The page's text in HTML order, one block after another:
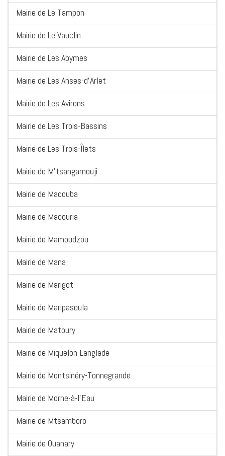
Mairie de Le Tampon
Mairie de Le Vauclin
Mairie de Les Abymes
Mairie de Les Anses-d'Arlet
Mairie de Les Avirons
Mairie de Les Trois-Bassins
Mairie de Les Trois-Îlets
Mairie de M'tsangamouji
Mairie de Macouba
Mairie de Macouria
Mairie de Mamoudzou
Mairie de Mana
Mairie de Marigot
Mairie de Maripasoula
Mairie de Matoury
Mairie de Miquelon-Langlade
Mairie de Montsinéry-Tonnegrande
Mairie de Morne-à-l'Eau
Mairie de Mtsamboro
Mairie de Ouanary